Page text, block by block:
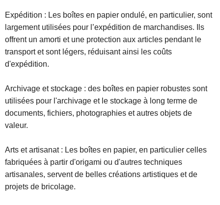
Expédition : Les boîtes en papier ondulé, en particulier, sont
largement utilisées pour l’expédition de marchandises. Ils
offrent un amorti et une protection aux articles pendant le
transport et sont légers, réduisant ainsi les coûts
d'expédition.
Archivage et stockage : des boîtes en papier robustes sont
utilisées pour l'archivage et le stockage à long terme de
documents, fichiers, photographies et autres objets de
valeur.
Arts et artisanat : Les boîtes en papier, en particulier celles
fabriquées à partir d'origami ou d'autres techniques
artisanales, servent de belles créations artistiques et de
projets de bricolage.